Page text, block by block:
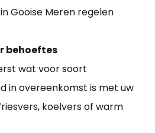
Gooise Meren regelen
behoeftes
wat voor soort
in overeenkomst is met uw
koelvers of warm